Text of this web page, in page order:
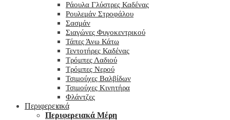
Ράουλα Γλύστρες Καδένας
Ρουλεμάν Στροφάλου
Σασμάν
Σιαγώνες Φυγοκεντρικού
Τάπες Άνω Κάτω
Τεντοτήρες Καδένας
Τρόμπες Λαδιού
Τρόμπες Νερού
Τσιμούχες Βαλβίδων
Τσιμούχες Κινητήρα
Φλάντζες
Περιφερειακά
Περιφερειακά Μέρη